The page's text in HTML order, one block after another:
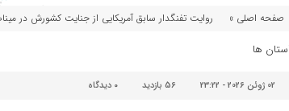
صفحه اصلی » روایت تفنگدار سابق آمریکایی از جنایت کشورش در
ها
02 ژوئن 2026 - 23:22 56 بازدید ۰ دیدگاه